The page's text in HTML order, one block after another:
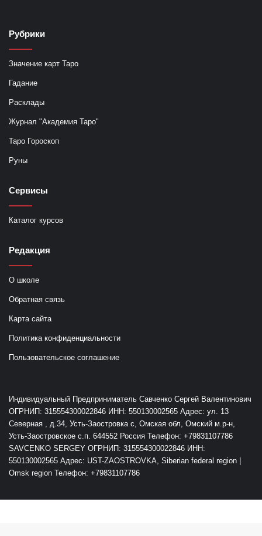
Рубрики
Значение карт Таро
Гадание
Расклады
Журнал "Академия Таро"
Таро Гороскоп
Руны
Сервисы
Каталог курсов
Редакция
О школе
Обратная связь
Карта сайта
Политика конфиденциальности
Пользовательское соглашение
Индивидуальный Предприниматель Савченко Сергей Валентинович
ОГРНИП: 315554300022846 ИНН: 550130002565 Адрес: ул. 13
Северная , д.34, Усть-Заостровка с, Омская обл, Омский м.р-н,
Усть-Заостровское с.п. 644552 Россия Телефон: +79831107786
SAVCENKO SERGEY ОГРНИП: 315554300022846 ИНН:
550130002565 Адрес: UST-ZAOSTROVKA, Siberian federal region |
Omsk region Телефон: +79831107786